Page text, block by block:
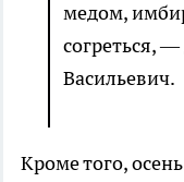
медом,
согреться,
Васильевич.
Кроме того,